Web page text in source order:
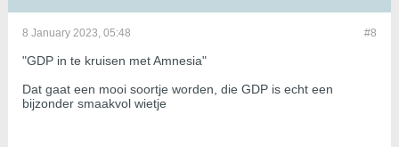
#8
8 January 2023, 05:48
"GDP in te kruisen met Amnesia"
Dat gaat een mooi soortje worden, die GDP is echt een
bijzonder smaakvol wietje